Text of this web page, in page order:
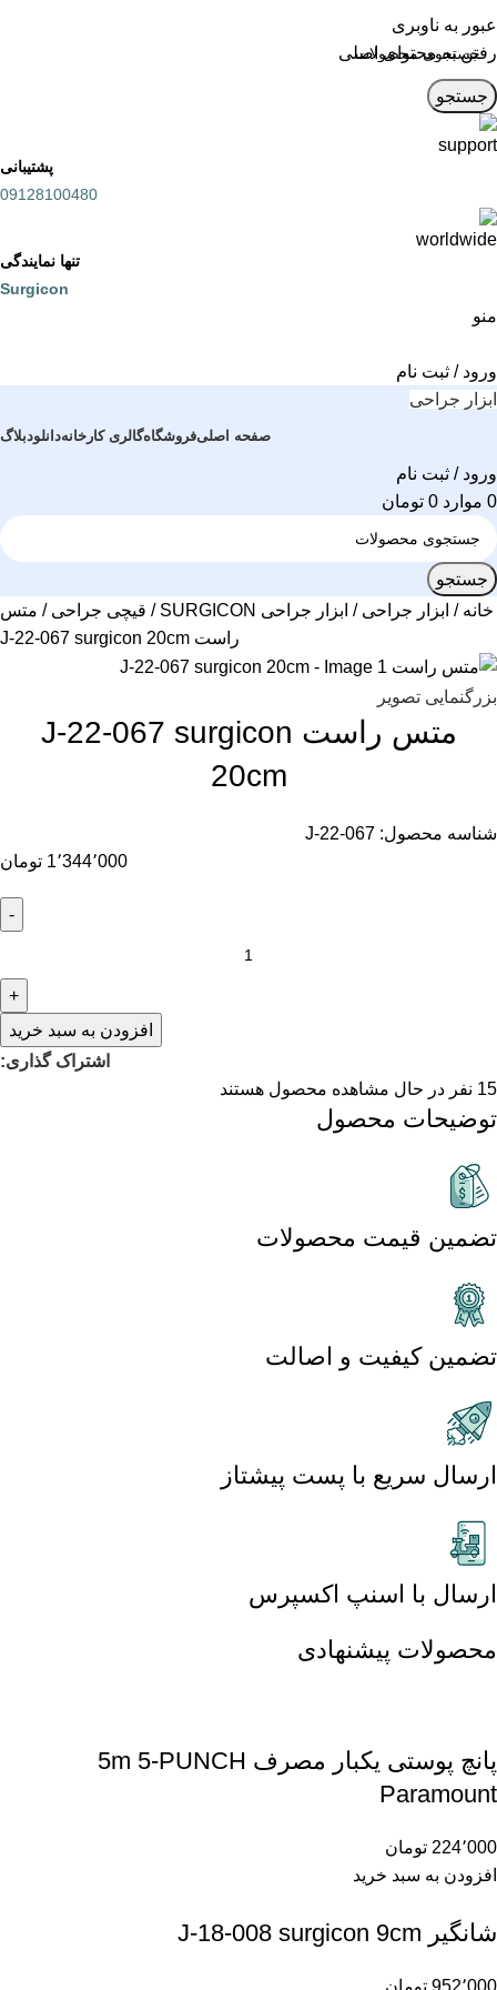
عبور به ناوبری
رفتن به محتوای اصلی
جستجو
پشتیبانی
09128100480
تنها نمایندگی
Surgicon
منو
ورود / ثبت نام
ابزار جراحی
صفحه اصلیفروشگاهگالری کارخانهدانلودبلاگ
ورود / ثبت نام
0 موارد 0 تومان
جستجو
خانه
ابزار جراحی ابزار جراحی SURGICON قیچی جراحی متس
راست J-22-067 surgicon 20cm
بزرگنمایی تصویر
متس راست J-22-067 surgicon
20cm
شناسه محصول: J-22-067
1٬344٬000 تومان
افزودن به سبد خرید
اشتراک گذاری:
15 نفر در حال مشاهده محصول هستند
توضیحات محصول
تضمین قیمت محصولات
تضمین کیفیت و اصالت
ارسال سریع با پست پیشتاز
ارسال با اسنپ اکسپرس
محصولات پیشنهادی
پانچ پوستی یکبار مصرف 5m 5-PUNCH
Paramount
224٬000 تومان
افزودن به سبد خرید
شانگیر J-18-008 surgicon 9cm
952٬000 تومان